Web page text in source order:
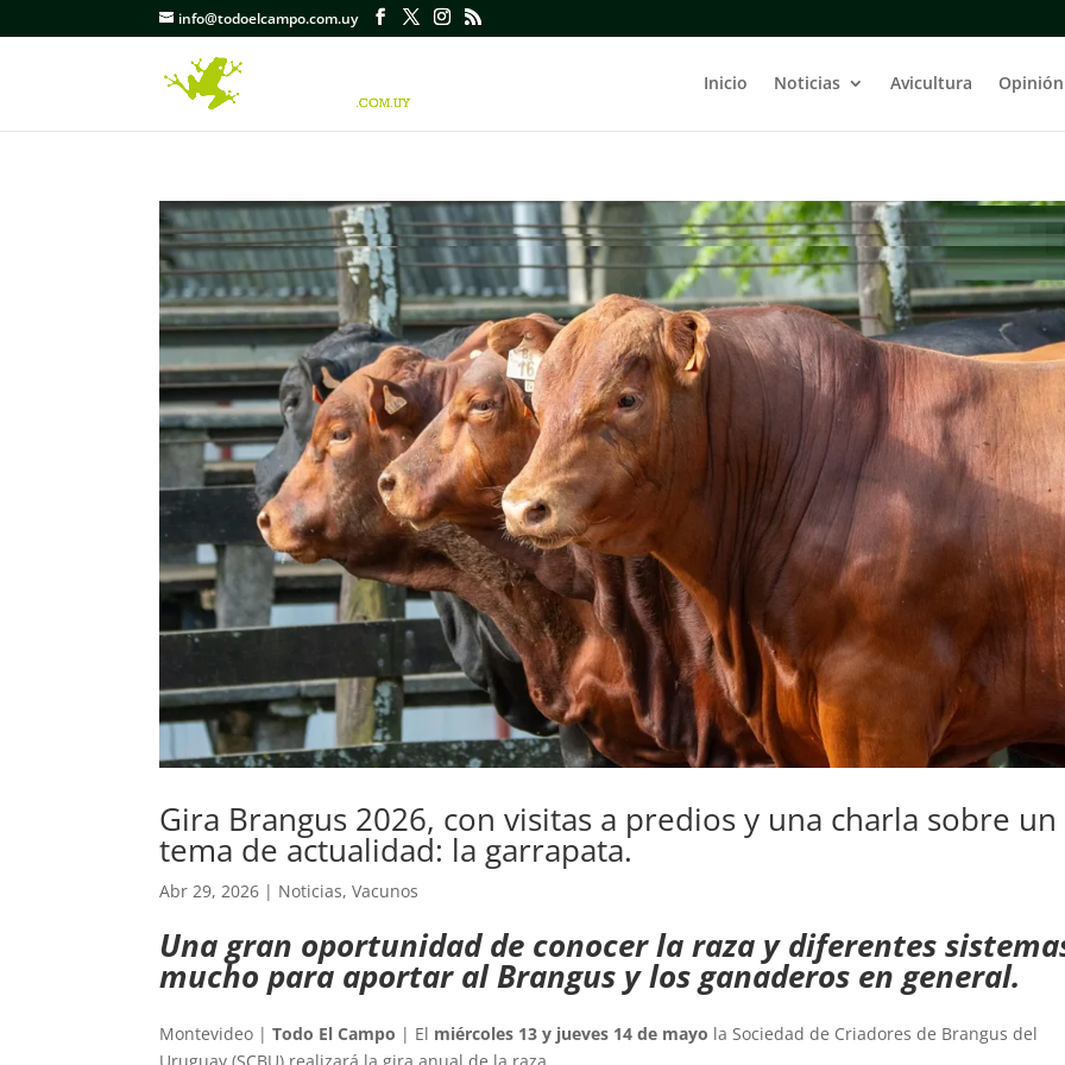
info@todoelcampo.com.uy
Inicio Noticias Avicultura Opinión
Gira Brangus 2026, con visitas a predios y una charla sobre un
tema de actualidad: la garrapata.
Abr 29, 2026 | Noticias,Vacunos
Una gran oportunidad de conocer la raza y diferentes
mucho para aportar al Brangus y los ganaderos en general.
Montevideo |Todo El Campo | El miércoles 13 y jueves 14 de mayo la Sociedad de Criadores de Brangus del
Uruguay (SCBU) realizará la gira anual de la raza.